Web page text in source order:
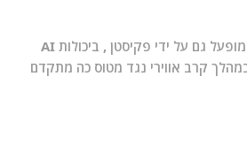
לכן לא יהיה זה מוזר לשאול את עצמנו האם סין לא שדרגה את מטוס הקרב שלה, המופעל גם על ידי פקיסטן , ביכולות AI
קרב אווירי נגד מטוס כה מתקדם